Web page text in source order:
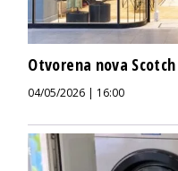
Otvorena nova
04/05/2026 | 16:00